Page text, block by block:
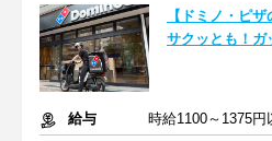
【ドミノ・ピ
サクッとも！
給与
時給1100～1375円